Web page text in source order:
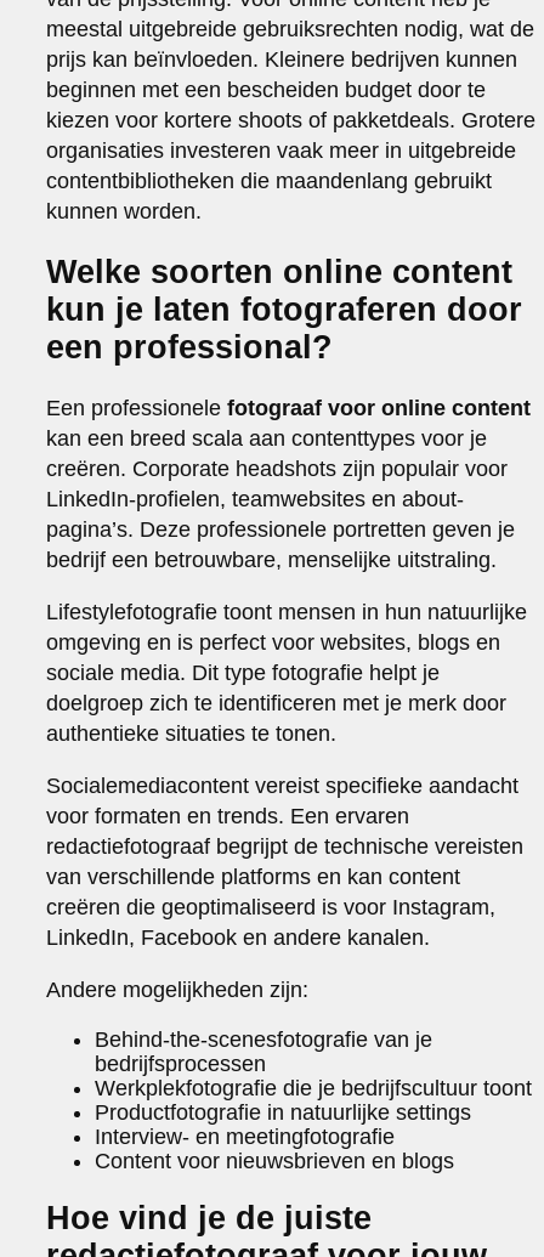
meestal uitgebreide gebruiksrechten nodig, wat de
prijs kan beïnvloeden. Kleinere bedrijven kunnen
beginnen met een bescheiden budget door te
kiezen voor kortere shoots of pakketdeals. Grotere
organisaties investeren vaak meer in uitgebreide
contentbibliotheken die maandenlang gebruikt
kunnen worden.
Welke soorten online content
kun je laten fotograferen door
een professional?
Een professionelefotograaf voor online content
kan een breed scala aan contenttypes voor je
creëren. Corporate headshots zijn populair voor
LinkedIn-profielen, teamwebsites en about-
pagina’s. Deze professionele portretten geven je
bedrijf een betrouwbare, menselijke uitstraling.
Lifestylefotografie toont mensen in hun natuurlijke
omgeving en is perfect voor websites, blogs en
sociale media. Dit type fotografie helpt je
doelgroep zich te identificeren met je merk door
authentieke situaties te tonen.
Socialemediacontent vereist specifieke aandacht
voor formaten en trends. Een ervaren
redactiefotograaf begrijpt de technische vereisten
van verschillende platforms en kan content
creëren die geoptimaliseerd is voor Instagram,
LinkedIn, Facebook en andere kanalen.
Andere mogelijkheden zijn:
Behind-the-scenesfotografie van je
bedrijfsprocessen
Werkplekfotografie die je bedrijfscultuur toont
Productfotografie in natuurlijke settings
Interview- en meetingfotografie
Content voor nieuwsbrieven en blogs
Hoe vind je de juiste